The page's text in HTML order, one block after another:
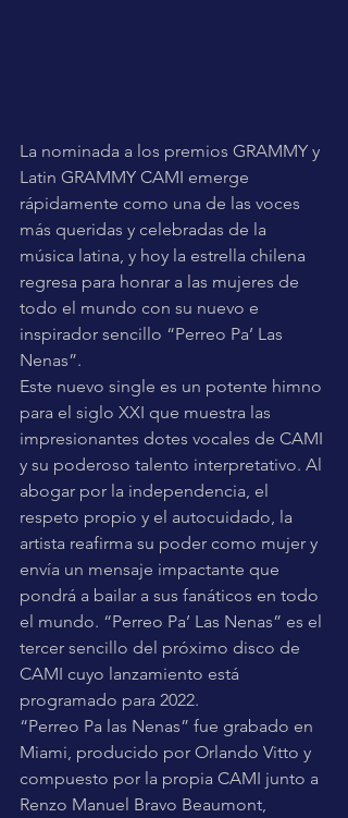
La nominada a los premios GRAMMY y
Latin GRAMMY CAMI emerge
rápidamente como una de las voces
más queridas y celebradas de la
música latina, y hoy la estrella chilena
regresa para honrar a las mujeres de
todo el mundo con su nuevo e
inspirador sencillo “Perreo Pa’ Las
Nenas”.
Este nuevo single es un potente himno
para el siglo XXI que muestra las
impresionantes dotes vocales de CAMI
y su poderoso talento interpretativo. Al
abogar por la independencia, el
respeto propio y el autocuidado, la
artista reafirma su poder como mujer y
envía un mensaje impactante que
pondrá a bailar a sus fanáticos en todo
el mundo. “Perreo Pa’ Las Nenas” es el
tercer sencillo del próximo disco de
CAMI cuyo lanzamiento está
programado para 2022.
“Perreo Pa las Nenas” fue grabado en
Miami, producido por Orlando Vitto y
compuesto por la propia CAMI junto a
Renzo Manuel Bravo Beaumont,